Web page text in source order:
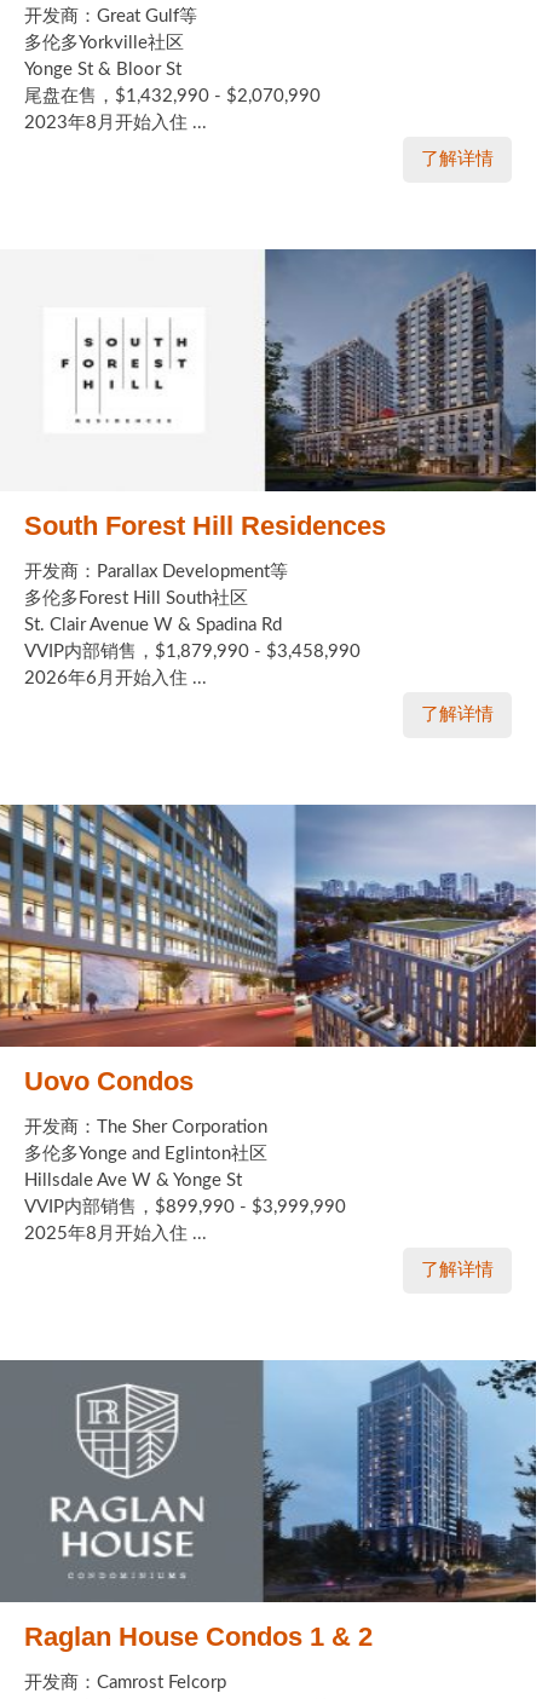
开发商：Great Gulf等
多伦多Yorkville社区
Yonge St & Bloor St
尾盘在售，$1,432,990 - $2,070,990
2023年8月开始入住 ...
了解详情
South Forest Hill Residences
开发商：Parallax Development等
多伦多Forest Hill South社区
St. Clair Avenue W & Spadina Rd
VVIP内部销售，$1,879,990 - $3,458,990
2026年6月开始入住 ...
了解详情
Uovo Condos
开发商：The Sher Corporation
多伦多Yonge and Eglinton社区
Hillsdale Ave W & Yonge St
VVIP内部销售，$899,990 - $3,999,990
2025年8月开始入住 ...
了解详情
Raglan House Condos 1 & 2
开发商：Camrost Felcorp